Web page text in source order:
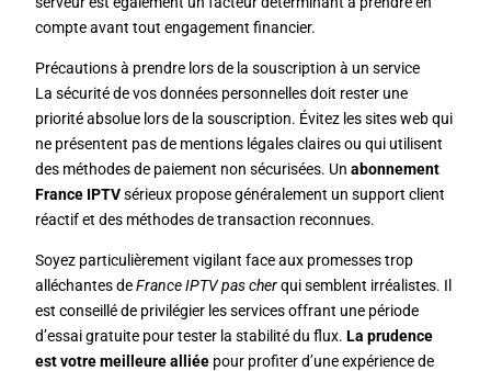
compte avant tout engagement financier.
Précautions à prendre lors de la souscription à un service
La sécurité de vos données personnelles doit rester une
priorité absolue lors de la souscription. Évitez les sites web qui
ne présentent pas de mentions légales claires ou qui utilisent
des méthodes de paiement non sécurisées. Un abonnement
France IPTVsérieux propose généralement un support client
réactif et des méthodes de transaction reconnues.
Soyez particulièrement vigilant face aux promesses trop
alléchantes deFrance IPTV pas cherqui semblent irréalistes. Il
est conseillé de privilégier les services offrant une période
d’essai gratuite pour tester la stabilité du flux. La prudence
est votre meilleure alliéepour profiter d’une expérience de